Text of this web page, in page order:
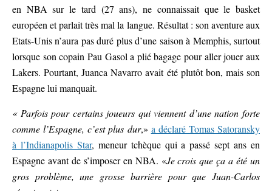
en NBA sur le tard (27 ans), ne connaissait que le basket
européen et parlait très mal la langue. Résultat : son aventure aux
Etats-Unis n’aura pas duré plus d’une saison à Memphis, surtout
lorsque son copain Pau Gasol a plié bagage pour aller jouer aux
Lakers. Pourtant, Juanca Navarro avait été plutôt bon, mais son
Espagne lui manquait.
« Parfois pour certains joueurs qui viennent d’une nation forte
comme l’Espagne, c’est plus dur,» a déclaré Tomas Satoransky
à l’Indianapolis Star, meneur tchèque qui a passé sept ans en
Espagne avant de s’imposer en NBA. «Je crois que ça a été un
gros problème, une grosse barrière pour que Juan-Carlos